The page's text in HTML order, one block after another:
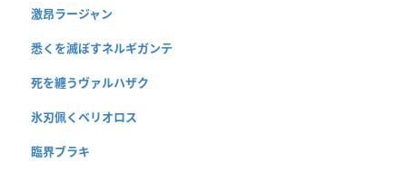
激昂ラージャン
悉くを滅ぼすネルギガンテ
死を纏うヴァルハザク
氷刃佩くベリオロス
臨界ブラキ